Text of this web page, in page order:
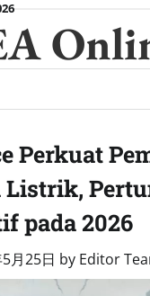
Perkuat
Listrik,
pada 2026
月25日 by Editor